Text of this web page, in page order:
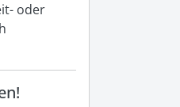
oder